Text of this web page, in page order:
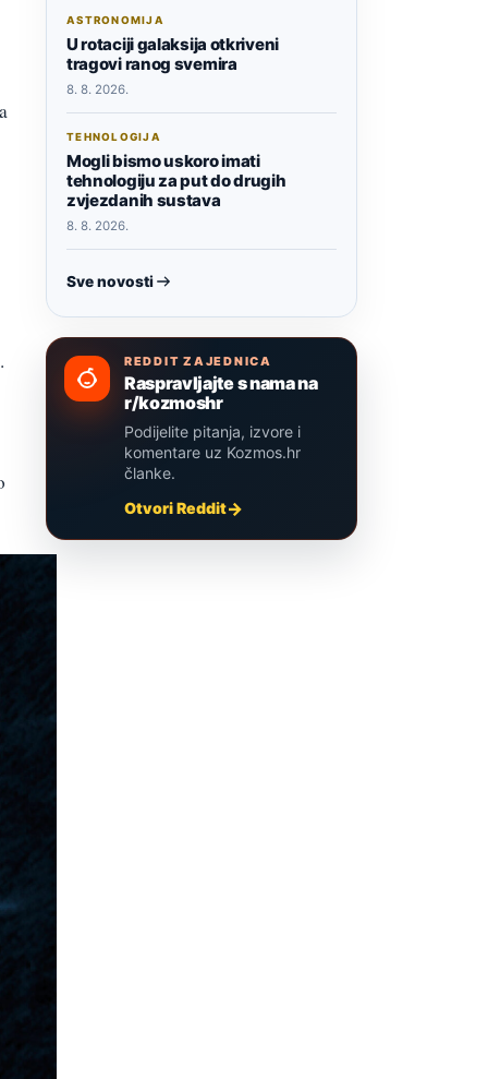
ASTRONOMIJA
U rotaciji galaksija otkriveni
tragovi ranog svemira
8. 8. 2026.
TEHNOLOGIJA
Mogli bismo uskoro imati
tehnologiju za put do drugih
zvjezdanih sustava
8. 8. 2026.
Sve novosti
REDDIT ZAJEDNICA
Raspravljajte s nama na
r/kozmoshr
Podijelite pitanja, izvore i
komentare uz Kozmos.hr
članke.
Otvori Reddit